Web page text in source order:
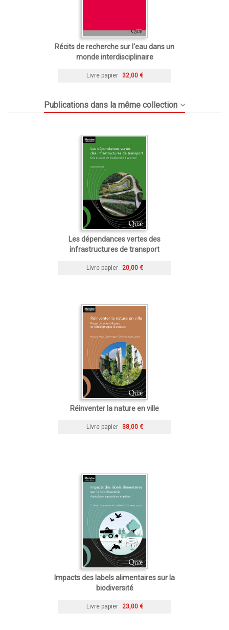
Récits de recherche sur l'eau dans un
monde interdisciplinaire
Livre papier 32,00 €
Publications dans la même collection
Les dépendances vertes des
infrastructures de transport
Livre papier 20,00 €
Réinventer la nature en ville
Livre papier 38,00 €
Impacts des labels alimentaires sur la
biodiversité
Livre papier 23,00 €